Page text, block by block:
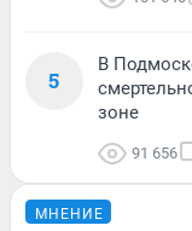
5
В
зоне
91 656
МНЕНИЕ